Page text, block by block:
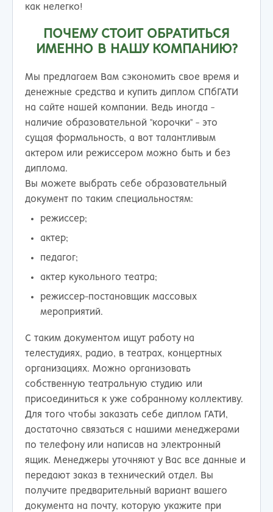
как нелегко!
ПОЧЕМУ СТОИТ ОБРАТИТЬСЯ
ИМЕННО В НАШУ КОМПАНИЮ?
Мы предлагаем Вам сэкономить свое время и
денежные средства и купить диплом СПбГАТИ
на сайте нашей компании. Ведь иногда -
наличие образовательной "корочки" - это
сущая формальность, а вот талантливым
актером или режиссером можно быть и без
диплома.
Вы можете выбрать себе образовательный
документ по таким специальностям:
режиссер;
актер;
педагог;
актер кукольного театра;
режиссер-постановщик массовых
мероприятий.
С таким документом ищут работу на
телестудиях, радио, в театрах, концертных
организациях. Можно организовать
собственную театральную студию или
присоединиться к уже собранному коллективу.
Для того чтобы заказать себе диплом ГАТИ,
достаточно связаться с нашими менеджерами
по телефону или написав на электронный
ящик. Менеджеры уточняют у Вас все данные и
передают заказ в технический отдел. Вы
получите предварительный вариант вашего
документа на почту, которую укажите при